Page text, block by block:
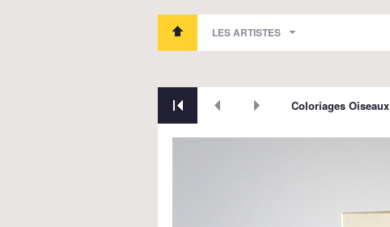
LES ARTISTES
Coloriages Oiseaux